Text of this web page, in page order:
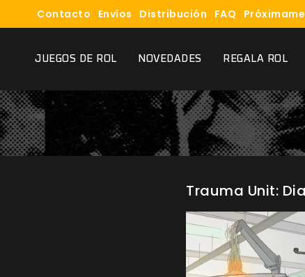
Contacto Envíos Distribución FAQ
JUEGOS DE ROL NOVEDADES REGALA ROL
Trauma Unit: